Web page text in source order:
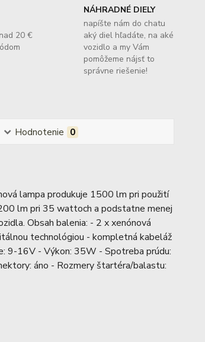
20 €
NÁHRADNÉ DIELY
napíšte nám do chatu
aký diel hľadáte, na aké
vozidlo a my Vám
pomôžeme nájsť to
správne riešenie!
Hodnotenie 0
lampa produkuje 1500 lm pri použití
lm pri 35 wattoch a podstatne menej
Obsah balenia: - 2 x xenónová
technológiou - kompletná kabeláž
9-16V - Výkon: 35W - Spotreba prúdu:
áno - Rozmery štartéra/balastu: